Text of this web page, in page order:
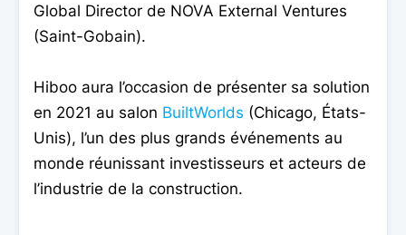
Global Director de NOVA External Ventures
(Saint-Gobain).
Hiboo aura l’occasion de présenter sa solution
en 2021 au salon BuiltWorlds (Chicago, États-
Unis), l’un des plus grands événements au
monde réunissant investisseurs et acteurs de
l’industrie de la construction.